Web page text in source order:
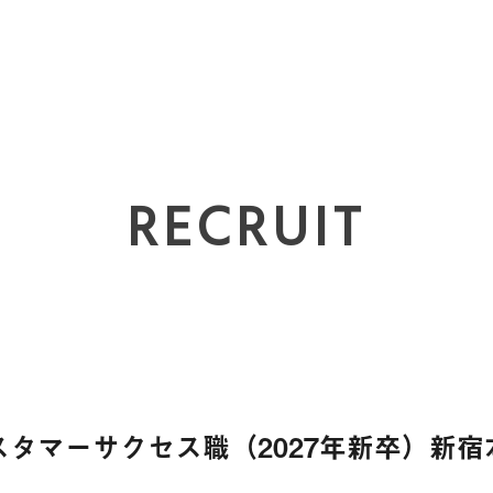
RECRUIT
タマーサクセス職（2027年新卒）新宿